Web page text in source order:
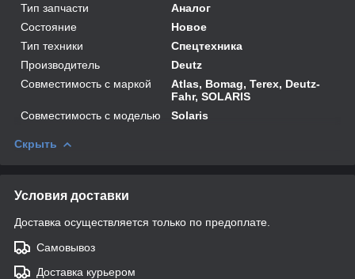
Тип запчасти
Аналог
Состояние
Новое
Тип техники
Спецтехника
Производитель
Deutz
Совместимость с маркой
Atlas, Bomag, Terex, Deutz-
Fahr, SOLARIS
Совместимость с моделью
Solaris
Скрыть
Условия доставки
Доставка осуществляется только по предоплате.
Самовывоз
Доставка курьером